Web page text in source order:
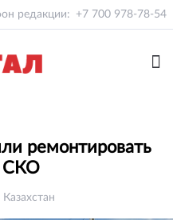
редакции: +7 700 978-78-54
ремонтировать
СКО